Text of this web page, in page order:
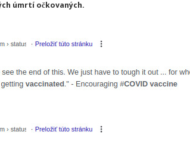
úmrtí očkovaných.